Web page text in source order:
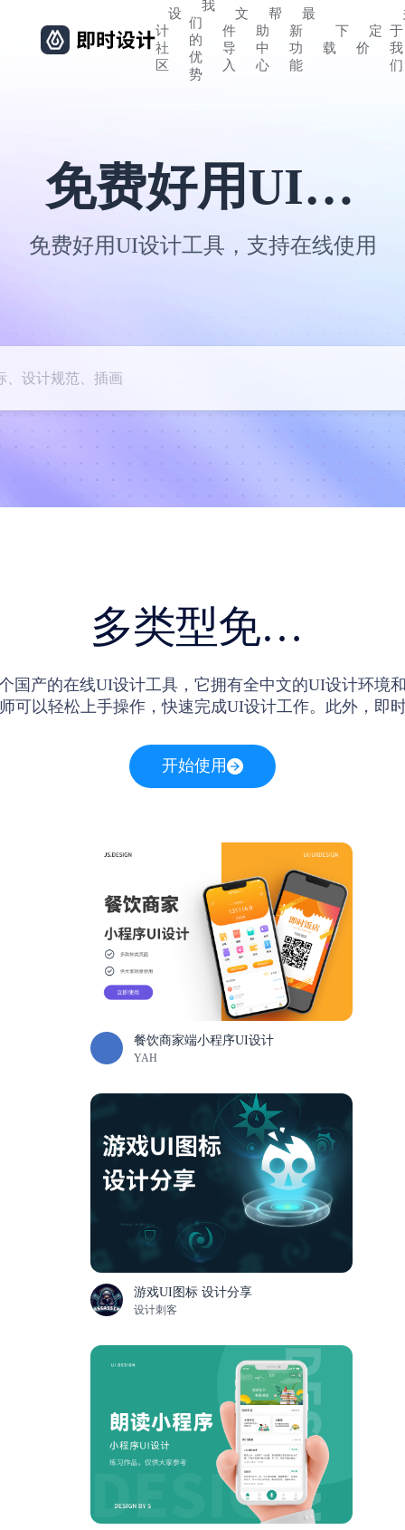
设
计
社
区
我
们
的
优
势
文
件
导
入
帮
助
中
心
最
新
功
能
下
载
定
价
于
我
们
免费好用UI设计工具
免费好用UI设计工具，支持在线使用
多类型免费UI设计素材
国产的在线UI设计工具，它拥有全中文的UI设计环境
可以轻松上手操作，快速完成UI设计工作。此外，即
计素材等，这些还支持设计师下载到本地使用。
开始使用
餐饮商家端小程序UI设计
YAH
游戏UI图标 设计分享
设计刺客